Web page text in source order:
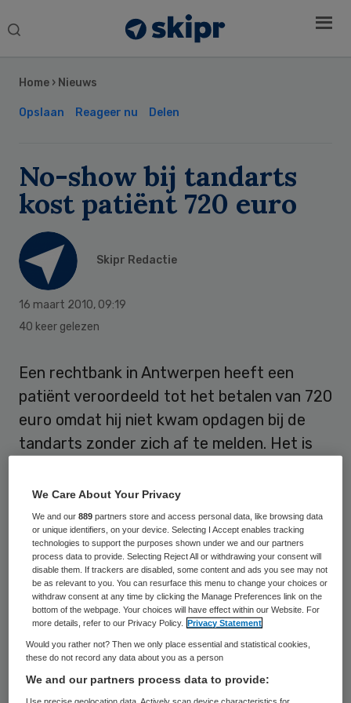
Search
Home › Nieuws
Opslaan Reageer nu Delen
No-show bij tandarts
kost patiënt 720 euro
Skipr Redactie
16 maart 2010, 09:19
40 keer gelezen
Een rechtbank in Antwerpen heeft een
patiënt veroordeeld tot het betalen van 720
euro omdat hij niet kwam opdagen bij de
tandarts zonder zich af te melden. Het is
aldus het vakblad Artsenkrant dinsdag.
Vier behandelingen
De patiënt had afspraken gemaakt voor vier
gebitsbehandelingen van telkens vier uur,
maar liet het tot tweemaal toe afweten. De
tandarts stapte daarop naar de rechter.
Die stelde hem in het gelijk en kende de
tandheelkundige een vergoeding van 90
Sidebar
We Care About Your Privacy
We and our889 partners store and access personal data, like browsing data
or unique identifiers, on your device. Selecting I Accept enables tracking
technologies to support the purposes shown under we and our partners
process data to provide. Selecting Reject All or withdrawing your consent will
disable them. If trackers are disabled, some content and ads you see may not
be as relevant to you. You can resurface this menu to change your choices or
withdraw consent at any time by clicking the Manage Preferences link on the
bottom of the webpage. Your choices will have effect within our Website. For
more details, refer to our Privacy Policy.
Privacy Statement
Would you rather not? Then we only place essential and statistical cookies,
these do not record any data about you as a person
We and our partners process data to provide: